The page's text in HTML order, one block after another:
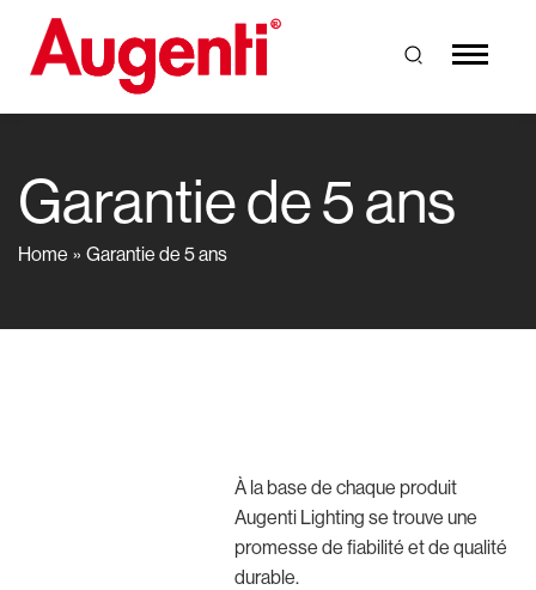
Garantie de 5 ans
Home Garantie de 5 ans
À la base de chaque produit
Augenti Lighting se trouve une
promesse de fiabilité et de qualité
durable.